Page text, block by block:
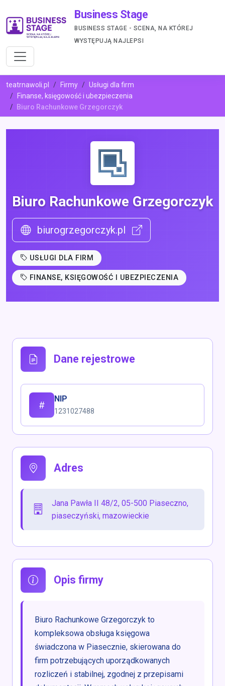
Business Stage
BUSINESS STAGE - SCENA, NA KTÓREJ
WYSTĘPUJĄ NAJLEPSI
teatrnawoli.pl Firmy
Usługi dla firm
Finanse, księgowość i ubezpieczenia
Biuro Rachunkowe Grzegorczyk
Biuro Rachunkowe Grzegorczyk
biurogrzegorczyk.pl
USŁUGI DLA FIRM
FINANSE, KSIĘGOWOŚĆ I UBEZPIECZENIA
Dane rejestrowe
NIP
1231027488
Adres
Jana Pawła II 48/2, 05-500 Piaseczno,
piaseczyński, mazowieckie
Opis firmy
Biuro Rachunkowe Grzegorczyk to
kompleksowa obsługa księgowa
świadczona w Piasecznie, skierowana do
firm potrzebujących uporządkowanych
rozliczeń i stabilnej, zgodnej z przepisami